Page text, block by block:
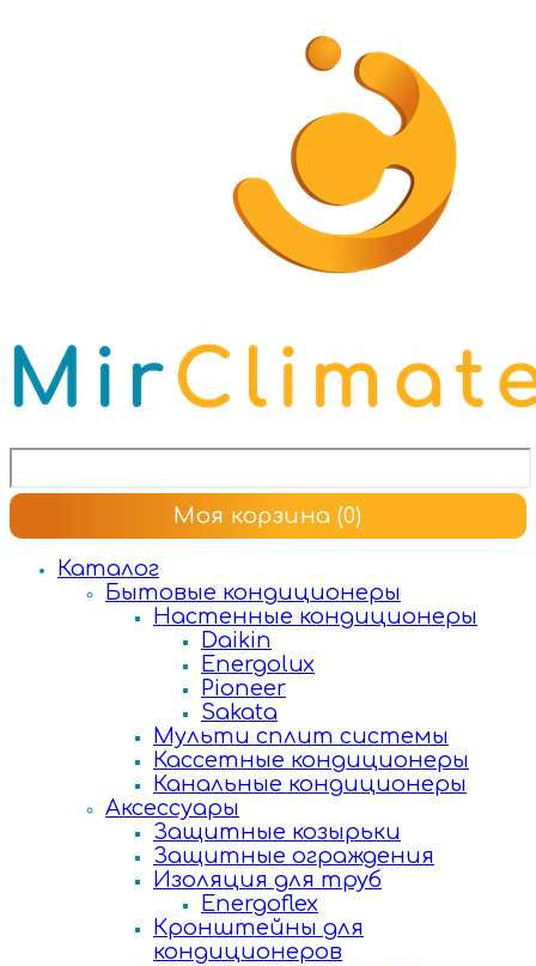
Моя корзина (0)
Каталог
Бытовые кондиционеры
Настенные кондиционеры
Daikin
Energolux
Pioneer
Sakata
Мульти сплит системы
Кассетные кондиционеры
Канальные кондиционеры
Аксессуары
Защитные козырьки
Защитные ограждения
Изоляция для труб
Energoflex
Кронштейны для
кондиционеров